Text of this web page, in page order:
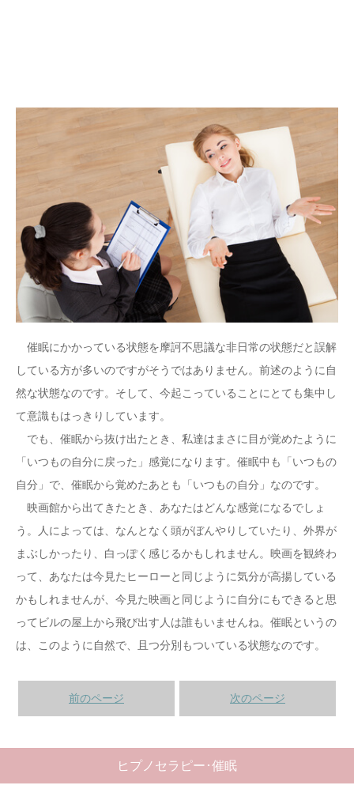
催眠にかかっている状態を摩訶不思議な非日常の状態だと誤解
している方が多いのですがそうではありません。前述のように自
然な状態なのです。そして、今起こっていることにとても集中し
て意識もはっきりしています。
でも、催眠から抜け出たとき、私達はまさに目が覚めたように
「いつもの自分に戻った」感覚になります。催眠中も「いつもの
自分」で、催眠から覚めたあとも「いつもの自分」なのです。
映画館から出てきたとき、あなたはどんな感覚になるでしょ
う。人によっては、なんとなく頭がぼんやりしていたり、外界が
まぶしかったり、白っぽく感じるかもしれません。映画を観終わ
って、あなたは今見たヒーローと同じように気分が高揚している
かもしれませんが、今見た映画と同じように自分にもできると思
ってビルの屋上から飛び出す人は誰もいませんね。催眠というの
は、このように自然で、且つ分別もついている状態なのです。
前のページ 次のページ
ヒプノセラピー･催眠